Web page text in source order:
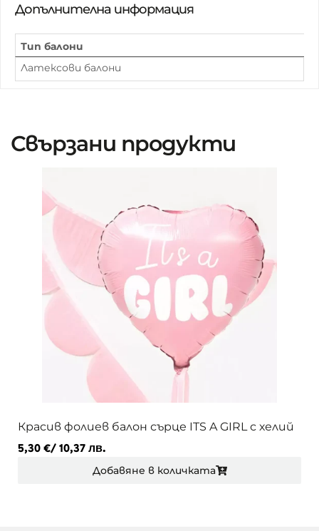
Допълнителна информация
Тип балони
Латексови балони
Свързани продукти
Красив фолиев балон сърце ITS A GIRL с хелий
5,30 €/ 10,37 лв.
Добавяне в количката